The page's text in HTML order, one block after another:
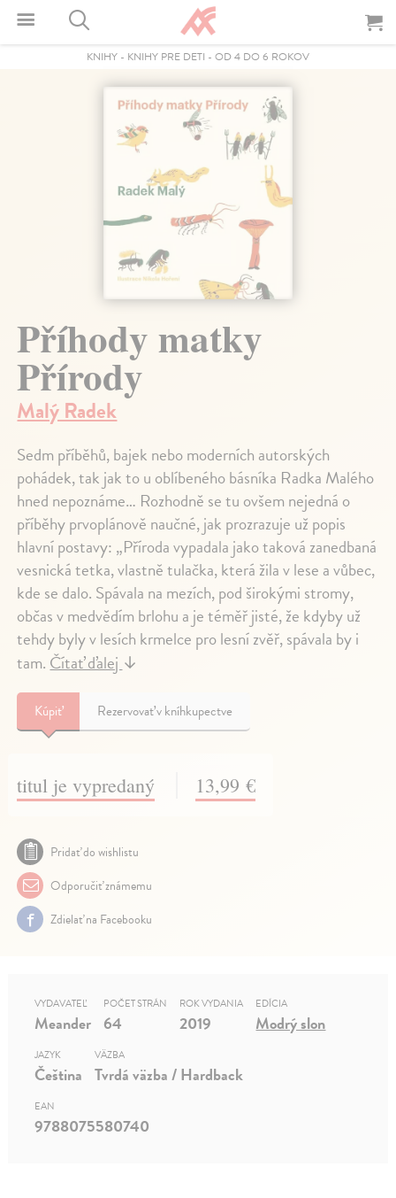
KNIHY - KNIHY PRE DETI - OD 4 DO 6 ROKOV
Příhody matky
Přírody
Malý Radek
Sedm příběhů, bajek nebo moderních autorských
pohádek, tak jak to u oblíbeného básníka Radka Malého
hned nepoznáme… Rozhodně se tu ovšem nejedná o
příběhy prvoplánově naučné, jak prozrazuje už popis
hlavní postavy: „Příroda vypadala jako taková zanedbaná
vesnická tetka, vlastně tulačka, která žila v lese a vůbec,
kde se dalo. Spávala na mezích, pod širokými stromy,
občas v medvědím brlohu a je téměř jisté, že kdyby už
tehdy byly v lesích krmelce pro lesní zvěř, spávala by i
tam.Čítať ďalej↓
Kúpiť Rezervovať v kníhkupectve
titul je vypredaný 13,99 €
Pridať do wishlistu
Odporučiť známemu
Zdielať na Facebooku
VYDAVATEĽ
Meander
POČET STRÁN
64
ROK VYDANIA
2019
EDÍCIA
Modrý slon
JAZYK
Čeština
VÄZBA
Tvrdá väzba / Hardback
EAN
9788075580740